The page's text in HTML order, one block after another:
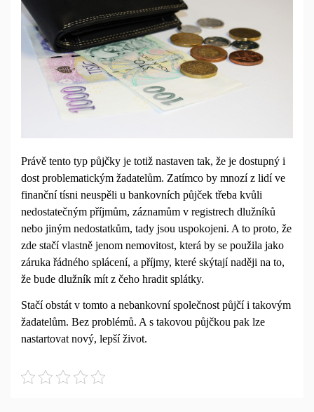
Právě tento typ půjčky je totiž nastaven tak, že je dostupný i
dost problematickým žadatelům. Zatímco by mnozí z lidí ve
finanční tísni neuspěli u bankovních půjček třeba kvůli
nedostatečným příjmům, záznamům v registrech dlužníků
nebo jiným nedostatkům, tady jsou uspokojeni. A to proto, že
zde stačí vlastně jenom nemovitost, která by se použila jako
záruka řádného splácení, a příjmy, které skýtají naději na to,
že bude dlužník mít z čeho hradit splátky.
Stačí obstát v tomto a nebankovní společnost půjčí i takovým
žadatelům. Bez problémů. A s takovou půjčkou pak lze
nastartovat nový, lepší život.